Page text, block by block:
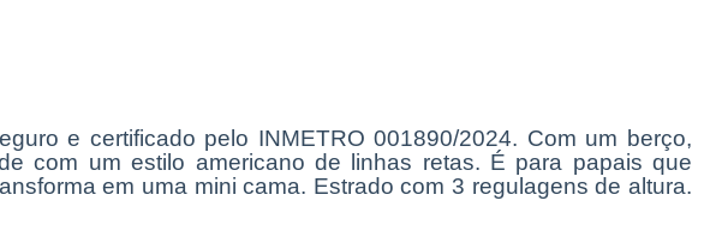
e certificado pelo INMETRO001890/2024. Com um berço,
com um estilo americano de linhas retas. É para papais que
em uma mini cama. Estrado com 3 regulagens de altura.